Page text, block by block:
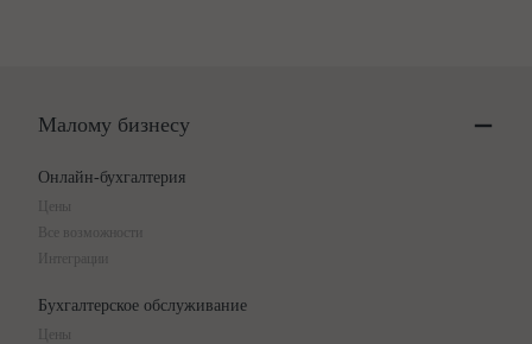
Малому бизнесу
Онлайн-бухгалтерия
Цены
Все возможности
Интеграции
Бухгалтерское обслуживание
Цены